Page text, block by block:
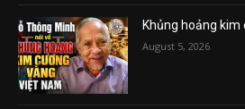
Khủng hoảng
August 5, 2026